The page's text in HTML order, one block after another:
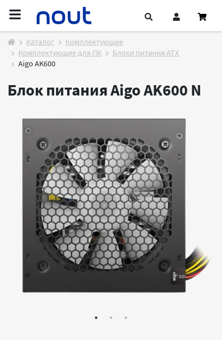
Каталог
Комплектующие
Комплектующие для ПК
Блоки питания ATX
Aigo AK600
Блок питания Aigo AK600 N